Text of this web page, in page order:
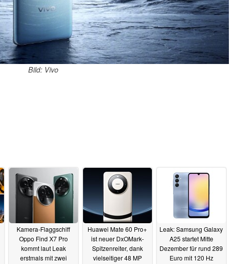
Bild: Vivo
Kamera-Flaggschiff
Oppo Find X7 Pro
kommt laut Leak
erstmals mit zwei
Huawei Mate 60 Pro+
ist neuer DxOMark-
Spitzenreiter, dank
vielseitiger 48 MP
Leak: Samsung Galaxy
A25 startet Mitte
Dezember für rund 289
Euro mit 120 Hz